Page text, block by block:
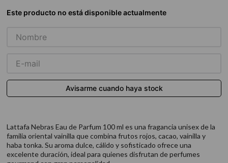
Lattafa Nebras Eau de Parfum 100 ml es una fragancia unisex de la
familia oriental vainilla que combina frutos rojos, cacao, vainilla y
haba tonka. Su aroma dulce, cálido y sofisticado ofrece una
excelente duración, ideal para quienes disfrutan de perfumes
8. loreal